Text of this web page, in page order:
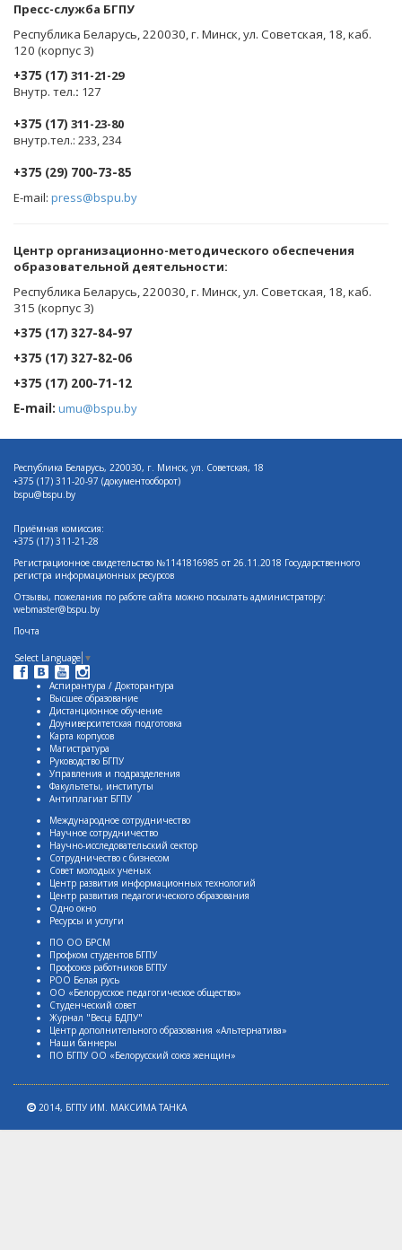
Пресс-служба БГПУ
Республика Беларусь, 220030, г. Минск, ул. Советская, 18, каб.
120 (корпус 3)
+375 (17) 311-21-29
Внутр. тел.: 127
+375 (17) 311-23-80
внутр.тел.: 233, 234
+375 (29) 700-73-85
E-mail: press@bspu.by
Центр организационно-методического обеспечения
образовательной деятельности:
Республика Беларусь, 220030, г. Минск, ул. Советская, 18, каб.
315 (корпус 3)
+375 (17) 327-84-97
+375 (17) 327-82-06
+375 (17) 200-71-12
E-mail: umu@bspu.by
Республика Беларусь, 220030, г. Минск, ул. Советская, 18
+375 (17) 311-20-97 (документооборот)
bspu@bspu.by
Приёмная комиссия:
+375 (17) 311-21-28
Регистрационное свидетельство №1141816985 от 26.11.2018 Государственного
регистра информационных ресурсов
Отзывы, пожелания по работе сайта можно посылать администратору:
webmaster@bspu.by
Почта
Select Language ▼
Аспирантура / Докторантура
Высшее образование
Дистанционное обучение
Доуниверситетская подготовка
Карта корпусов
Магистратура
Руководство БГПУ
Управления и подразделения
Факультеты, институты
Антиплагиат БГПУ
Международное сотрудничество
Научное сотрудничество
Научно-исследовательский сектор
Сотрудничество с бизнесом
Совет молодых ученых
Центр развития информационных технологий
Центр развития педагогического образования
Одно окно
Ресурсы и услуги
ПО ОО БРСМ
Профком студентов БГПУ
Профсоюз работников БГПУ
РОО Белая русь
ОО «Белорусское педагогическое общество»
Студенческий совет
Журнал "Весцi БДПУ"
Центр дополнительного образования «Альтернатива»
Наши баннеры
ПО БГПУ ОО «Белорусский союз женщин»
2014, БГПУ ИМ. МАКСИМА ТАНКА